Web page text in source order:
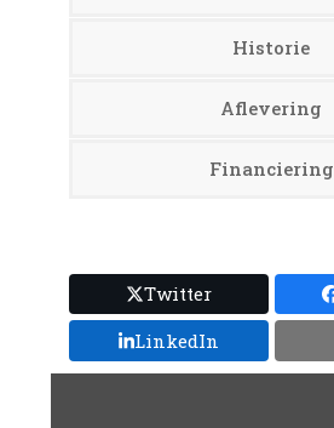
Historie
Aflevering
Financiering
Twitter
LinkedIn